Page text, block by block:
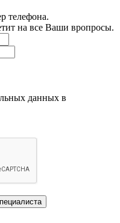
телефона.
на все Ваши вропросы.
данных в